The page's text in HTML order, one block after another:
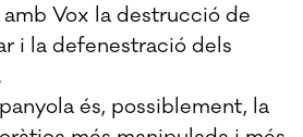
Vox la destrucció de
i la defenestració dels
és, possiblement, la